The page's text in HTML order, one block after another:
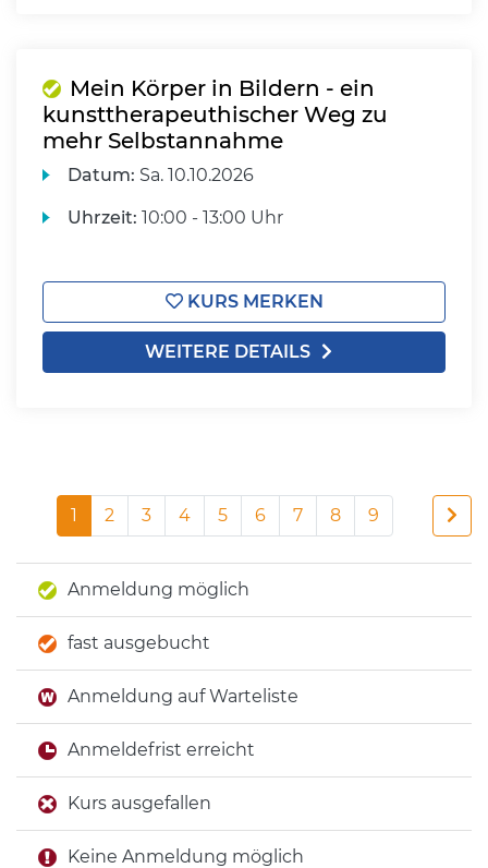
Mein Körper in Bildern - ein
kunsttherapeuthischer Weg zu
mehr Selbstannahme
Datum: Sa. 10.10.2026
Uhrzeit: 10:00 - 13:00 Uhr
KURS MERKEN
WEITERE DETAILS
1 2 3 4 5 6 7 8 9
Anmeldung möglich
fast ausgebucht
Anmeldung auf Warteliste
Anmeldefrist erreicht
Kurs ausgefallen
Keine Anmeldung möglich